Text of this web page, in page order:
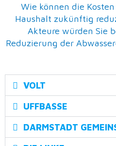
Wie können die
Haushalt zukünftig
Akteure würden Sie
Reduzierung der
VOLT
UFFBASSE
DARMSTADT